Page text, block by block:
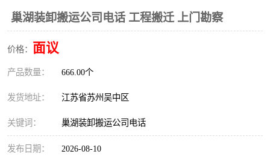
巢湖装卸搬运公司电话 工程搬迁 上门勘察
价格： 面议
产品数量： 666.00个
发货地址： 江苏省苏州吴中区
关键词： 巢湖装卸搬运公司电话
发布日期： 2026-08-10